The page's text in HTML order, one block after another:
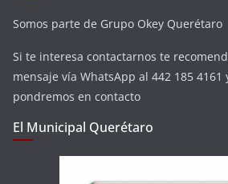
Somos parte de Grupo Okey Querétaro
Si te interesa contactarnos te
mensaje vía WhatsApp al 442 185 4161
pondremos en contacto
El Municipal Querétaro